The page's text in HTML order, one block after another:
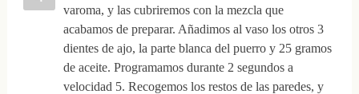
varoma, y las cubriremos con la mezcla que
acabamos de preparar. Añadimos al vaso los otros 3
dientes de ajo, la parte blanca del puerro y 25 gramos
de aceite. Programamos durante 2 segundos a
velocidad 5. Recogemos los restos de las paredes, y